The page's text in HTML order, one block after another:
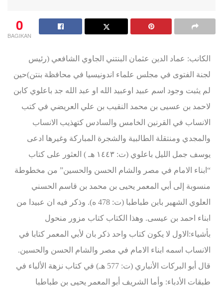
0
BAGIKAN
الكانب: عماد الدين عثمان البنتني الجاوي الشافعي (رئيس
لجنة الفتوى في مجلس علماء اندونيسيا في محافظة بنتن)حين
لم يثبت وجود اسم عبيد اوعبيد الله او عبد الله جد باعلوي كابن
لاحمد بن عسيى بن محمد النقيب بن علي العريضي في كتب
الانساب في القرنين الخامس والسادس كتهذيب الانساب
والمجدي ومنتقلة الطالبية والشجرة المباركة وغيرها ادعى
يوسف جمل الليل باعلوي (ت: ١٤٤٣ هـ ) العثور على كتاب
“ابناء الامام في مصر والشام الحسن والحسين” من مخطوطة
منسوبة إلى أبي المعمر يحيى بن محمد بن قاسم الحسني
العلوي الشهير بابن طباطبا (ت: 478 ه). وذكر فيه ان عبيدا من
ابناء احمد بن عيسى. وهذا الكتاب كتاب مزور منحول
بأشياء:الاول لا يكون كتاب واحد ذكر بان لأبي المعمر كتابا في
الانساب اسمه ابناء الامام في مصر والشام الحسن والحسين.
قال أبو البركات الأنباري (ت: 577 هـ) في كتاب نزهة الألباء في
طبقات الأدباء: وأما الشريف أبو المعمر يحيى بن طباطبا